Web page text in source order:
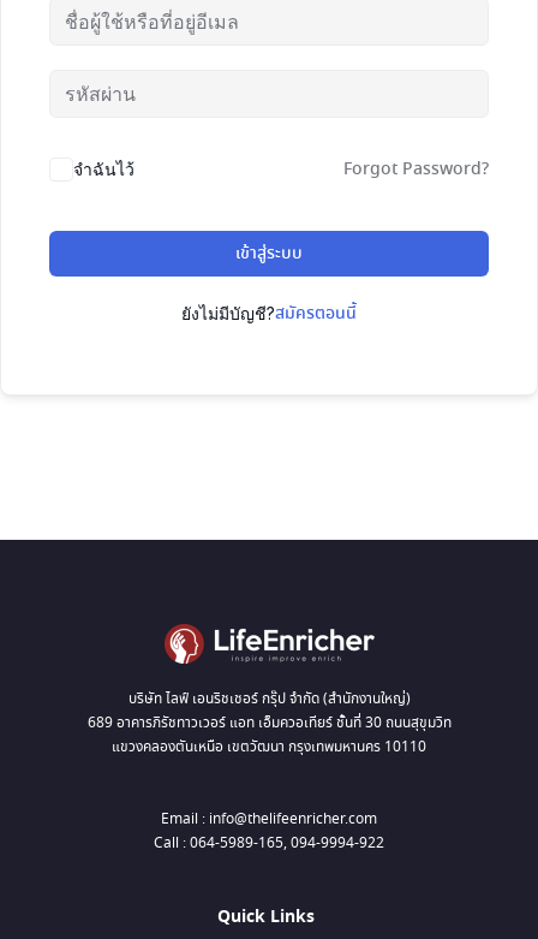
จำฉันไว้ Forgot Password?
เข้าสู่ระบบ
ยังไม่มีบัญชี?สมัครตอนนี้
บริษัท ไลฟ์ เอนริชเชอร์ กรุ๊ป จำกัด (สำนักงานใหญ่)
689 อาคารภิรัชทาวเวอร์ แอท เอ็มควอเทียร์ ชั้นที่ 30 ถนนสุขุมวิท
แขวงคลองตันเหนือ เขตวัฒนา กรุงเทพมหานคร 10110
Email : info@thelifeenricher.com
Call : 064-5989-165, 094-9994-922
Quick Links